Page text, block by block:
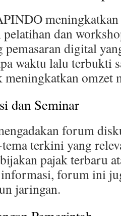
dan
pemasaran digital
waktu lalu terbukti
meningkatkan omzet
dan Seminar
forum
terkini yang
pajak terbaru
forum ini
jaringan.